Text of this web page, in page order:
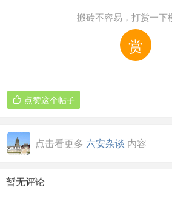
搬砖不容易，打赏一下
赏
 点赞这个帖子
点击看更多 六安杂谈 内容
暂无评论